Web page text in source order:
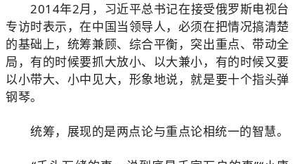
2014年2月，习近平总书记在接受俄罗斯电视台
专访时表示，在中国当领导人，必须在把情况搞清楚
的基础上，统筹兼顾、综合平衡，突出重点、带动全
局，有的时候要抓大放小、以大兼小，有的时候又要
以小带大、小中见大，形象地说，就是要十个指头弹
钢琴。
统筹，展现的是两点论与重点论相统一的智慧。